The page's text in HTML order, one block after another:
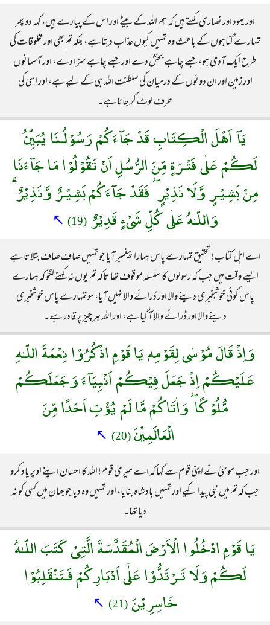
اور یہود اور نصاریٰ کہتے ہیں کہ ہم اللہ کے بیٹے اور اس کے پیارے ہیں، کہہ دو پھر
تمہارے گناہوں کے باعث وہ تمہیں کیوں عذاب دیتا ہے، بلکہ تم بھی اور مخلوقات کی
طرح ایک آدمی ہو، جسے چاہے بخش دے اور جسے چاہے سزا دے، اور آسمانوں
اور زمین اور ان دونوں کے درمیان کی سلطنت اللہ ہی کے لیے ہے، اور اسی کی
طرف لوٹ کر جانا ہے۔
يَآ اَهْلَ الْكِتَابِ قَدْ جَآءَكُمْ رَسُوْلُـنَا يُبَيِّنُ
لَكُمْ عَلٰى فَتْـرَةٍ مِّنَ الرُّسُلِ اَنْ تَقُوْلُوْا مَا جَآءَنَا
مِنْ بَشِيْـرٍ وَّلَا نَذِيْرٍ ۖ فَقَدْ جَآءَكُمْ بَشِيْـرٌ وَّنَذِيْرٌ ۗ
وَاللّـٰهُ عَلٰى كُلِّ شَىْءٍ قَدِيْرٌ (19)
↖
اے اہل کتاب! تحقیق تمہارے پاس ہمارا پیغمبر آیا جو تمہیں صاف صاف بتلاتا ہے
ایسے وقت میں جب کہ رسولوں کا سلسلہ موقوف تھا تاکہ تم یوں نہ کہنے لگو کہ ہمارے
پاس کوئی خوشبخبری دینے والا اور ڈرانے والا نہیں آیا، سو تمہارے پاس خوشخبری
دینے والا اور ڈرانے والا آ گیا ہے، اور اللہ ہر چیز پر قادر ہے۔
وَاِذْ قَالَ مُوْسٰى لِقَوْمِهٖ يَا قَوْمِ اذْكُرُوْا نِعْمَةَ اللّـٰهِ
عَلَيْكُمْ اِذْ جَعَلَ فِيْكُمْ اَنْبِيَآءَ وَجَعَلَكُمْ
مُّلُوْكًا ۖ وَاٰتَاكُمْ مَّا لَمْ يُؤْتِ اَحَدًا مِّنَ
الْعَالَمِيْنَ(20)
↖
اور جب موسیٰ نے اپنی قوم سے کہا کہ اے میری قوم! اللہ کا احسان اپنے اوپر یاد کرو
جب کہ تم میں نبی پیدا کیے اور تمہیں بادشاہ بنایا، اور تمہیں وہ دیا جو جہان میں کسی کو نہ
دیا تھا۔
يَا قَوْمِ ادْخُلُوا الْاَرْضَ الْمُقَدَّسَةَ الَّتِىْ كَتَبَ اللّـٰهُ
لَكُمْ وَلَا تَـرْتَدُّوْا عَلٰٓى اَدْبَارِكُمْ فَـتَنْقَلِبُوْا
خَاسِرِيْنَ (21)
↖